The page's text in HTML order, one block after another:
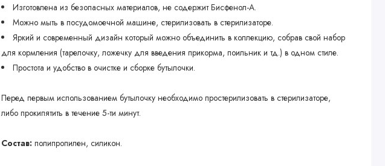
Изготовлена из безопасных материалов, не содержит Бисфенол-A.
Можно мыть в посудомоечной машине, стерилизовать в стерилизаторе.
Яркий и современный дизайн который можно объединить в коллекцию, собрав свой набор
для кормления (тарелочку, ложечку для введения прикорма, поильник и тд.) в одном стиле.
Простота и удобство в очистке и сборке бутылочки.
Перед первым использованием бутылочку необходимо простерилизовать в стерилизаторе,
либо прокипятить в течение 5-ти минут.
Состав: полипропилен, силикон.